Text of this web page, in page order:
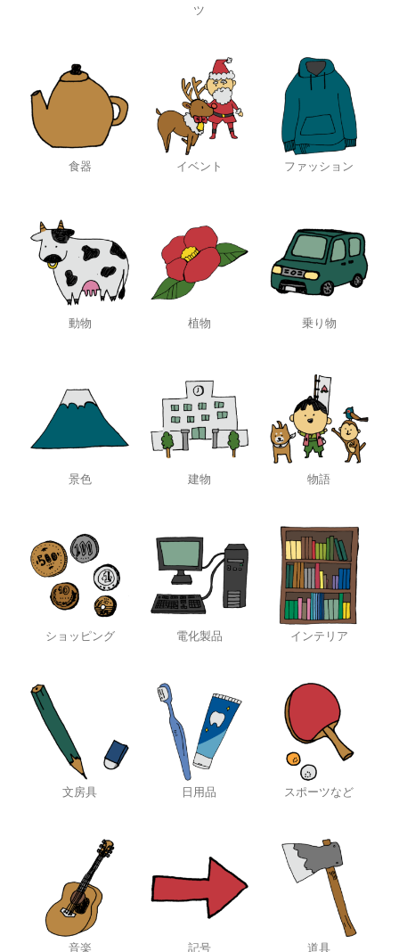
ツ
食器 イベント ファッション
動物 植物 乗り物
景色 建物 物語
ショッピング 電化製品 インテリア
文房具 日用品 スポーツなど
音楽 記号 道具